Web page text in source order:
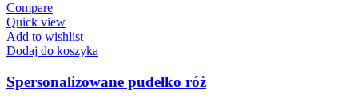
Compare
Quick view
Add to wishlist
Dodaj do koszyka
Spersonalizowane pudełko róż